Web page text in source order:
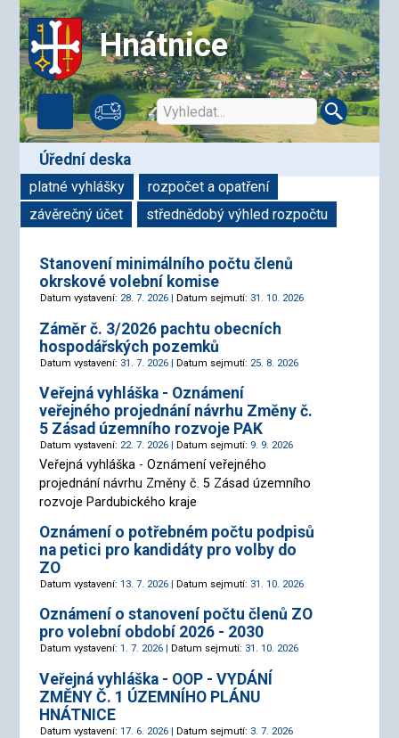
Hnátnice
úřední deska
platné vyhlášky
rozpočet a opatření
závěrečný účet
střednědobý výhled rozpočtu
Stanovení minimálního počtu členů
okrskové volební komise
Datum vystavení: 28. 7. 2026 | Datum sejmutí: 31. 10. 2026
Záměr č. 3/2026 pachtu obecních
hospodářských pozemků
Datum vystavení: 31. 7. 2026 | Datum sejmutí: 25. 8. 2026
Veřejná vyhláška - Oznámení
veřejného projednání návrhu Změny č.
5 Zásad územního rozvoje PAK
Datum vystavení: 22. 7. 2026 | Datum sejmutí: 9. 9. 2026
Veřejná vyhláška - Oznámení veřejného
projednání návrhu Změny č. 5 Zásad územního
rozvoje Pardubického kraje
Oznámení o potřebném počtu podpisů
na petici pro kandidáty pro volby do
ZO
Datum vystavení: 13. 7. 2026 | Datum sejmutí: 31. 10. 2026
Oznámení o stanovení počtu členů ZO
pro volební období 2026 - 2030
Datum vystavení: 1. 7. 2026 | Datum sejmutí: 31. 10. 2026
Veřejná vyhláška - OOP - VYDÁNÍ
ZMĚNY Č. 1 ÚZEMNÍHO PLÁNU
HNÁTNICE
Datum vystavení: 17. 6. 2026 | Datum sejmutí: 3. 7. 2026